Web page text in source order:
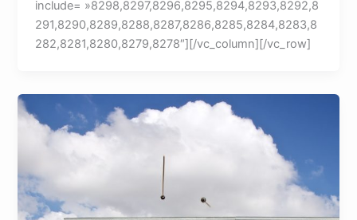
include= »8298,8297,8296,8295,8294,8293,8292,8
291,8290,8289,8288,8287,8286,8285,8284,8283,8
282,8281,8280,8279,8278″][/vc_column][/vc_row]